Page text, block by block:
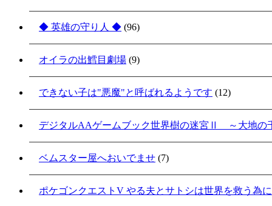
◆ 英雄の守り人 ◆ (96)
オイラの出鱈目劇場 (9)
できない子は"悪魔"と呼ばれるようです (12)
デジタルAAゲームブック世界樹の迷宮Ⅱ ～大地の
ベムスター屋へおいでませ (7)
ポケゴンクエストV やる夫とサトシは世界を救う為